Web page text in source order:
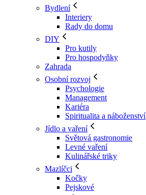
Bydlení
Interiery
Rady do domu
DIY
Pro kutily
Pro hospodyňky
Zahrada
Osobní rozvoj
Psychologie
Management
Kariéra
Spiritualita a náboženství
Jídlo a vaření
Světová gastronomie
Levné vaření
Kulinářské triky
Mazlíčci
Kočky
Pejskové